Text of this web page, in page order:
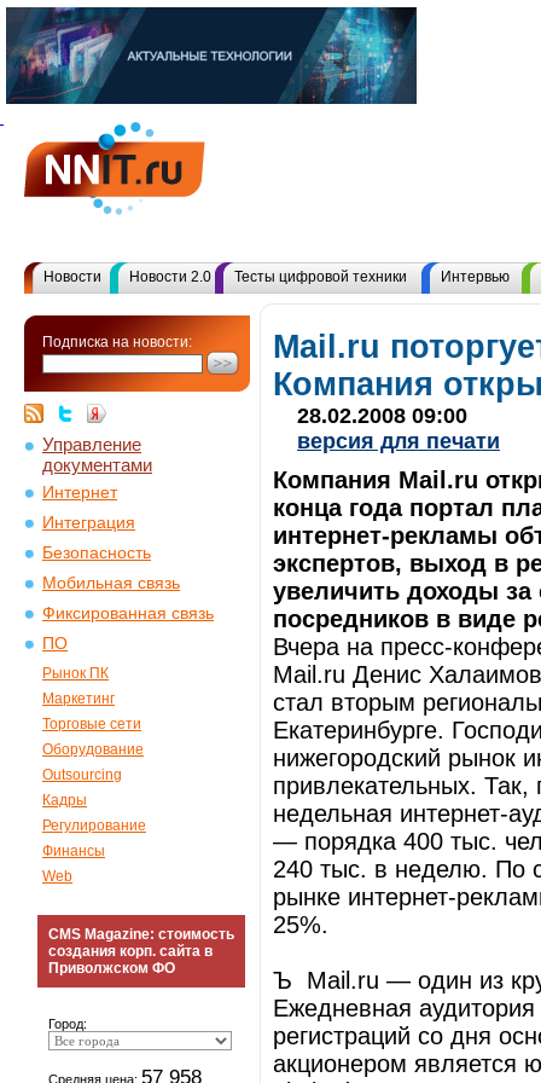
Новости Новости 2.0 Тесты цифровой техники Интервью
Подписка на новости:
Управление
документами
Интернет
Интеграция
Безопасность
Мобильная связь
Фиксированная связь
ПО
Рынок ПК
Маркетинг
Торговые сети
Оборудование
Outsourcing
Кадры
Регулирование
Финансы
Web
CMS Magazine: стоимость
создания корп. сайта в
Приволжском ФО
Город:
Средняя цена: 57 958
Mail.ru
Компания
28.02.2008 09:00
версия для печати
Компания Mail.ru
конца года портал
интернет-рекламы
экспертов, выход в
увеличить доходы за
посредников в виде
Вчера на пресс-
Mail.ru Денис
стал вторым
Екатеринбурге.
нижегородский рынок
привлекательных.
недельная интернет-
— порядка 400 тыс.
240 тыс. в неделю. По
рынке интернет-
25%.
Ъ Mail.ru — один из
Ежедневная
регистраций со дня
акционером является